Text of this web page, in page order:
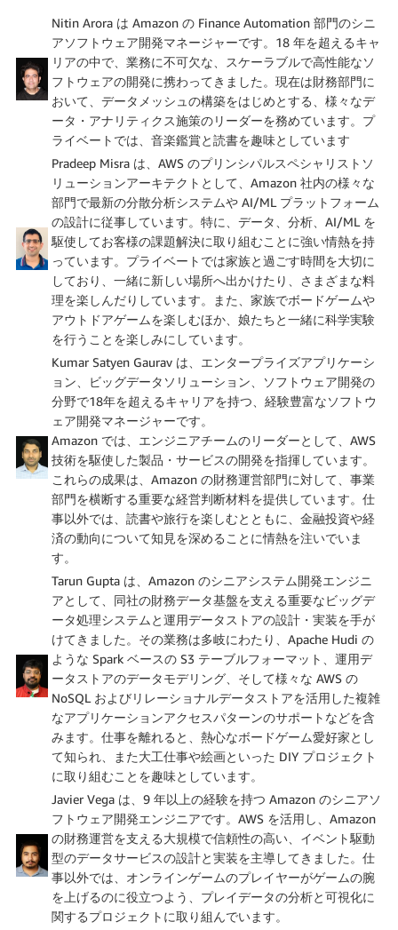
Nitin Arora は Amazon の Finance Automation 部門のシニ
アソフトウェア開発マネージャーです。18 年を超えるキャ
リアの中で、業務に不可欠な、スケーラブルで高性能なソ
フトウェアの開発に携わってきました。現在は財務部門に
おいて、データメッシュの構築をはじめとする、様々なデ
ータ・アナリティクス施策のリーダーを務めています。プ
ライベートでは、音楽鑑賞と読書を趣味としています
Pradeep Misra は、AWS のプリンシパルスペシャリストソ
リューションアーキテクトとして、Amazon 社内の様々な
部門で最新の分散分析システムや AI/ML プラットフォーム
の設計に従事しています。特に、データ、分析、AI/ML を
駆使してお客様の課題解決に取り組むことに強い情熱を持
っています。プライベートでは家族と過ごす時間を大切に
しており、一緒に新しい場所へ出かけたり、さまざまな料
理を楽しんだりしています。また、家族でボードゲームや
アウトドアゲームを楽しむほか、娘たちと一緒に科学実験
を行うことを楽しみにしています。
Kumar Satyen Gaurav は、エンタープライズアプリケーシ
ョン、ビッグデータソリューション、ソフトウェア開発の
分野で18年を超えるキャリアを持つ、経験豊富なソフトウ
ェア開発マネージャーです。
Amazon では、エンジニアチームのリーダーとして、AWS
技術を駆使した製品・サービスの開発を指揮しています。
これらの成果は、Amazon の財務運営部門に対して、事業
部門を横断する重要な経営判断材料を提供しています。仕
事以外では、読書や旅行を楽しむとともに、金融投資や経
済の動向について知見を深めることに情熱を注いでいま
す。
Tarun Gupta は、Amazon のシニアシステム開発エンジニ
アとして、同社の財務データ基盤を支える重要なビッグデ
ータ処理システムと運用データストアの設計・実装を手が
けてきました。その業務は多岐にわたり、Apache Hudi の
ような Spark ベースの S3 テーブルフォーマット、運用デ
ータストアのデータモデリング、そして様々な AWS の
NoSQL およびリレーショナルデータストアを活用した複雑
なアプリケーションアクセスパターンのサポートなどを含
みます。仕事を離れると、熱心なボードゲーム愛好家とし
て知られ、また大工仕事や絵画といった DIY プロジェクト
に取り組むことを趣味としています。
Javier Vega は、9 年以上の経験を持つ Amazon のシニアソ
フトウェア開発エンジニアです。AWS を活用し、Amazon
の財務運営を支える大規模で信頼性の高い、イベント駆動
型のデータサービスの設計と実装を主導してきました。仕
事以外では、オンラインゲームのプレイヤーがゲームの腕
を上げるのに役立つよう、プレイデータの分析と可視化に
関するプロジェクトに取り組んでいます。